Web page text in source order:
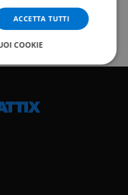
ACCETTA TUTTI
COOKIE